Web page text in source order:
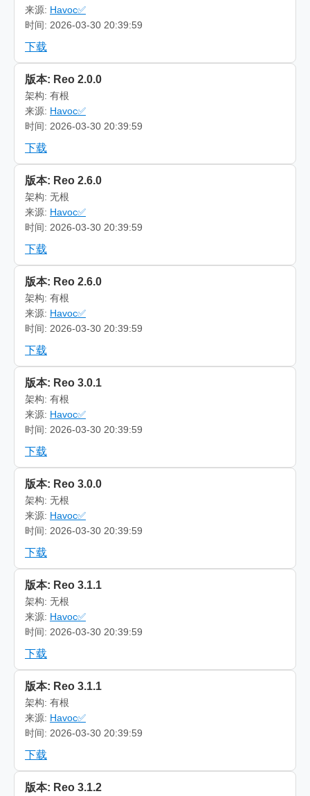
来源: Havoc✅
时间: 2026-03-30 20:39:59
下载
版本: Reo 2.0.0
架构: 有根
来源: Havoc✅
时间: 2026-03-30 20:39:59
下载
版本: Reo 2.6.0
架构: 无根
来源: Havoc✅
时间: 2026-03-30 20:39:59
下载
版本: Reo 2.6.0
架构: 有根
来源: Havoc✅
时间: 2026-03-30 20:39:59
下载
版本: Reo 3.0.1
架构: 有根
来源: Havoc✅
时间: 2026-03-30 20:39:59
下载
版本: Reo 3.0.0
架构: 无根
来源: Havoc✅
时间: 2026-03-30 20:39:59
下载
版本: Reo 3.1.1
架构: 无根
来源: Havoc✅
时间: 2026-03-30 20:39:59
下载
版本: Reo 3.1.1
架构: 有根
来源: Havoc✅
时间: 2026-03-30 20:39:59
下载
版本: Reo 3.1.2